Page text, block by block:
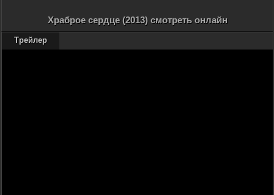
Храброе сердце (2013) смотреть онлайн
Трейлер